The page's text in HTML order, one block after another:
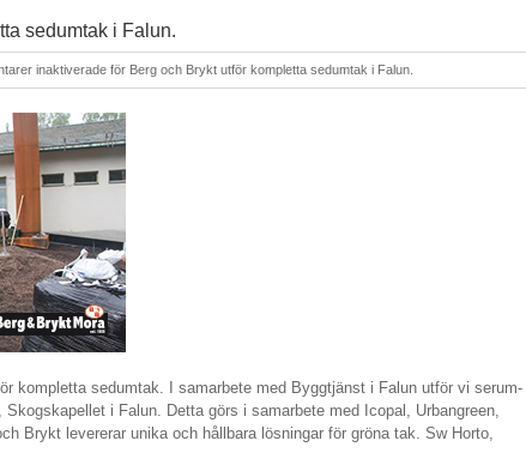
sedumtak i Falun.
inaktiverade för Berg och Brykt utför kompletta sedumtak i Falun.
kompletta sedumtak. I samarbete med Byggtjänst i Falun utför vi serum-
i Falun. Detta görs i samarbete med Icopal, Urbangreen,
Brykt levererar unika och hållbara lösningar för gröna tak. Sw Horto,